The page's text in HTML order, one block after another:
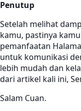
Penutup
Setelah melihat
kamu, pastinya
pemanfaatan
untuk komunikasi
lebih mudah dan
dari artikel kali ini,
Salam Cuan.